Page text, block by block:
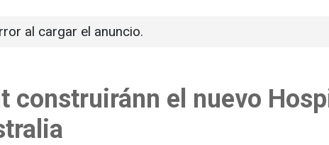
al cargar el anuncio.
construiránn el nuevo